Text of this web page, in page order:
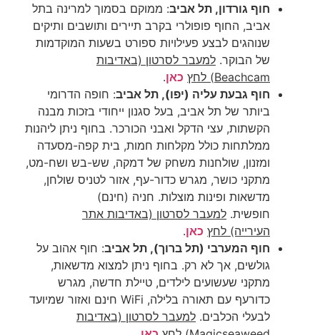
חוף גורדון, תל אביב: ממוקם בסמוך למרינה בתל
אביב, החוף פופולרי בקרב תיירים ותושבים ותיקים
שנוהגים לבצע פעילויות ספורט בשעות המוקדמות
של הבוקר. למעבר לסרטון (באדיבות
Beachcam) לחץ
כאן.
חוף גבעת עליה (יפו), תל אביב: חופה הדרומי
ביותר של תל אביב, בעל סגנון ייחודי בזכות מבנה
הקשתות, עצי הדקל ואבני הכורכר. בחוף ניתן ליהנות
ממלתחות כולל מקלחות חמות, בית קפה-מסעדה
ומזנון, שולחנות משחק של דמקה, שש-בש ושח-מט,
מתקני כושר, מגרש כדור-עף, אזור לטניס שולחן,
מדשאות ופינות מוצלות. חניה (חינם)
חופשית. למעבר לסרטון (באדיבות אתר
העירייה) לחץ כאן.
חוף המערבי (תל ברוך), תל אביב: חוף אהוב על
גולשים, אך לא רק. בחוף ניתן למצוא מדשאות,
מתקני שעשועים לילדים, טיילת חדשה, מגרש
כדורעף עם תאורה בלילה, WiFi חינם ואזור שמיועד
לבעלי הכלבים. למעבר לסרטון (באדיבות